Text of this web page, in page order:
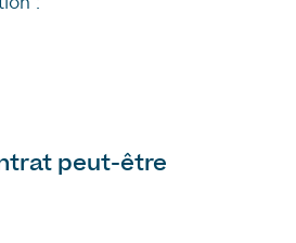
peut-être